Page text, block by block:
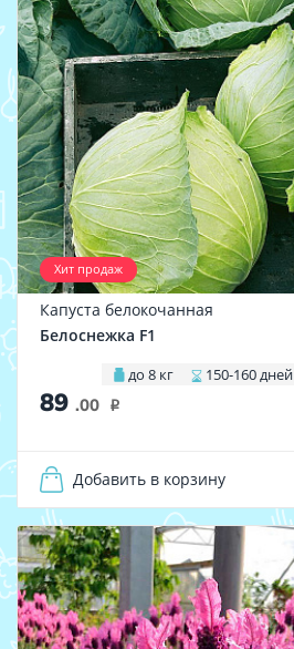
Хит продаж
Капуста белокочанная
Белоснежка F1
до 8 кг 150-160 дней
89 .00 i
Добавить в корзину